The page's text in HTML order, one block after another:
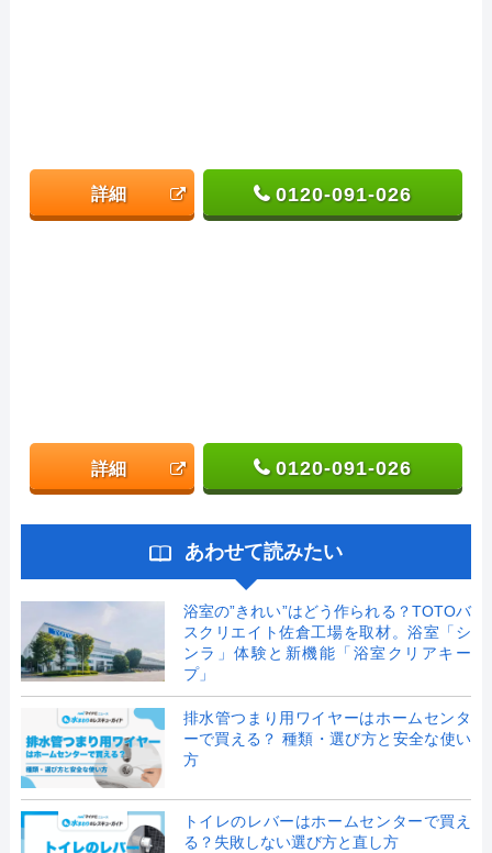
詳細 0120-091-026
詳細 0120-091-026
あわせて読みたい
浴室の”きれい”はどう作られる？TOTOバ
スクリエイト佐倉工場を取材。浴室「シ
ンラ」体験と新機能「浴室クリアキー
プ」
排水管つまり用ワイヤーはホームセンタ
ーで買える？ 種類・選び方と安全な使い
方
トイレのレバーはホームセンターで買え
る？失敗しない選び方と直し方